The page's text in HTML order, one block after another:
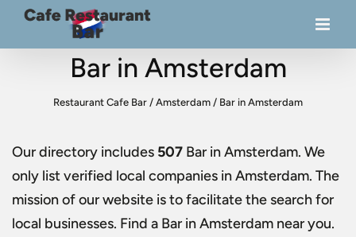
Bar in Amsterdam
Restaurant Cafe Bar / Amsterdam / Bar in Amsterdam
Our directory includes 507 Bar in Amsterdam. We
only list verified local companies in Amsterdam. The
mission of our website is to facilitate the search for
local businesses. Find a Bar in Amsterdam near you.